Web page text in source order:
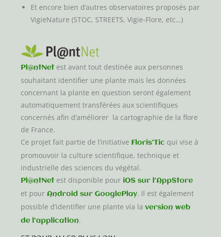
Et encore bien d’autres observatoires proposés par
VigieNature (STOC, STREETS, Vigie-Flore, etc…)
Pl@ntNetest avant tout destinée aux personnes
souhaitant identifier une plante mais les données
concernant la plante en question seront également
automatiquement transférées aux scientifiques
concernés afin d’améliorer la cartographie de la flore
de France.
Ce projet fait partie de l’initiative Floris’Tic qui vise à
promouvoir la culture scientifique, technique et
industrielle des sciences du végétal.
Pl@ntNetest disponible pour iOS sur l’AppStore
et pour Android sur GooglePlay. Il est également
possible d’identifier une plante via laversion web
de l’application.